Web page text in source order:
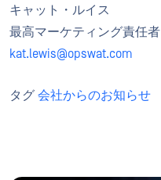
キャット・ルイス
最高マーケティング責任者
kat.lewis@opswat.com
タグ 会社からのお知らせ